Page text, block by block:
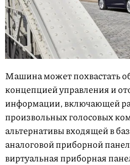
Машина может похвастать
концепцией управления и
информации, включающей
произвольных голосовых
альтернативы входящей в
аналоговой приборной
виртуальная приборная